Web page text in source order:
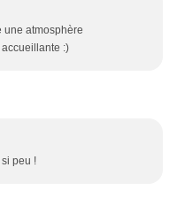
une atmosphère
:)
peu !